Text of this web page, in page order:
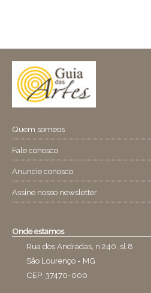
Quem someos
Fale conosco
Anuncie conosco
Assine nosso newsletter
Onde estamos
Rua dos Andradas, n.240, sl.8
São Lourenço - MG
CEP: 37470-000